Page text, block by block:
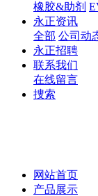
橡胶&助剂
永正资讯
全部 公司动
永正招聘
联系我们
在线留言
捜索
网站首页
产品展示